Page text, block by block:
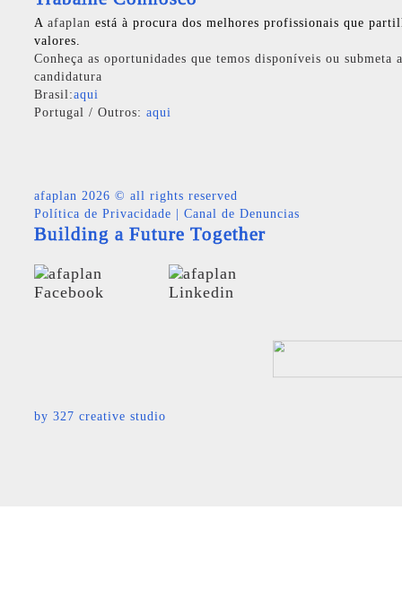
A afaplan está à procura dos melhores profissionais que
valores.
Conheça as oportunidades que temos disponíveis ou submeta
candidatura
Brasil:aqui
Portugal / Outros: aqui
afaplan 2026 © all rights reserved
Política de Privacidade
Canal de Denuncias
Building a Future Together
by 327 creative studio